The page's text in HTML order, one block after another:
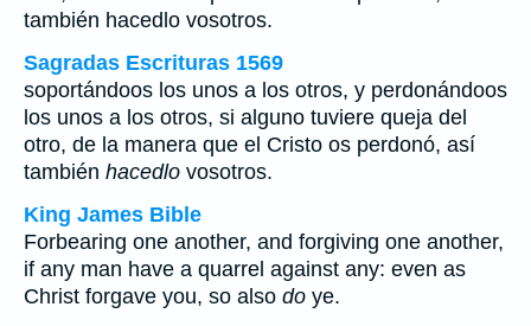
también hacedlo vosotros.
Sagradas Escrituras 1569
soportándoos los unos a los otros, y perdonándoos
los unos a los otros, si alguno tuviere queja del
otro, de la manera que el Cristo os perdonó, así
también hacedlo vosotros.
King James Bible
Forbearing one another, and forgiving one another,
if any man have a quarrel against any: even as
Christ forgave you, so also do ye.